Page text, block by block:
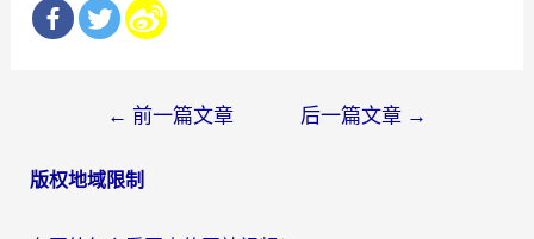
导
← 前一篇文章 后一篇文章 →
版权地域限制